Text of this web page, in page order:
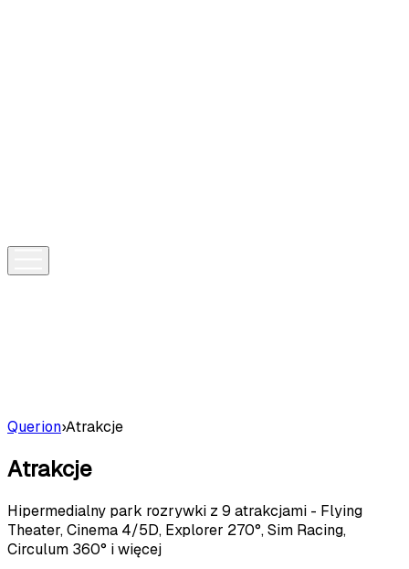
Querion›Atrakcje
Atrakcje
Hipermedialny park rozrywki z 9 atrakcjami - Flying
Theater, Cinema 4/5D, Explorer 270°, Sim Racing,
Circulum 360° i więcej